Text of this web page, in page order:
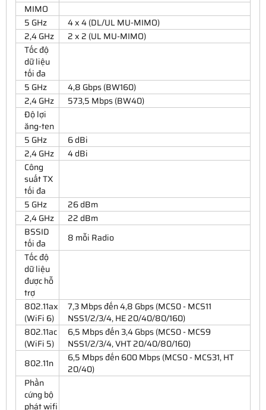
MIMO
5 GHz
4 x 4 (DL/UL MU-MIMO)
2,4 GHz
2 x 2 (UL MU-MIMO)
Tốc độ
dữ liệu
tối đa
5 GHz
4,8 Gbps (BW160)
2,4 GHz
573,5 Mbps (BW40)
Độ lợi
ăng-ten
5 GHz
6 dBi
2,4 GHz
4 dBi
Công
suất TX
tối đa
5 GHz
26 dBm
2,4 GHz
22 dBm
BSSID
tối đa
8 mỗi Radio
Tốc độ
dữ liệu
được hỗ
trợ
802.11ax
(WiFi 6)
7,3 Mbps đến 4,8 Gbps (MCS0 - MCS11
NSS1/2/3/4, HE 20/40/80/160)
802.11ac
(WiFi 5)
6,5 Mbps đến 3,4 Gbps (MCS0 - MCS9
NSS1/2/3/4, VHT 20/40/80/160)
802.11n
6,5 Mbps đến 600 Mbps (MCS0 - MCS31, HT
20/40)
Phần
cứng bộ
phát wifi